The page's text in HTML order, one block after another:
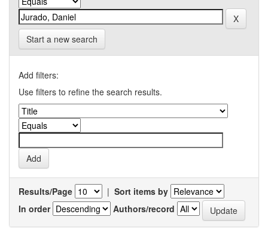
Start a new search
Add filters:
Use filters to refine the search results.
Results/Page | Sort items by
In order
Authors/record